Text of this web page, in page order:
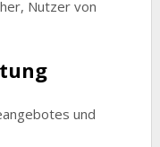
Nutzer von
und